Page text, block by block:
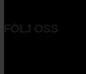
FÖLJ OSS